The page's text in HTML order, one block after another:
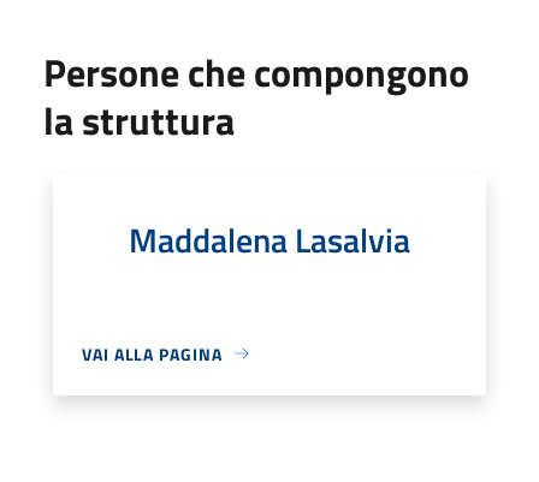
Persone che compongono
la struttura
Maddalena Lasalvia
VAI ALLA PAGINA